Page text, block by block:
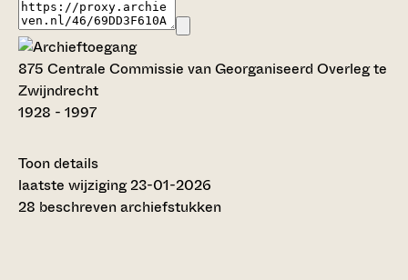
875 Centrale Commissie van Georganiseerd Overleg te
Zwijndrecht
1928 - 1997
Toon details
Datering:
1928 - 1997
laatste wijziging 23-01-2026
28 beschreven archiefstukken